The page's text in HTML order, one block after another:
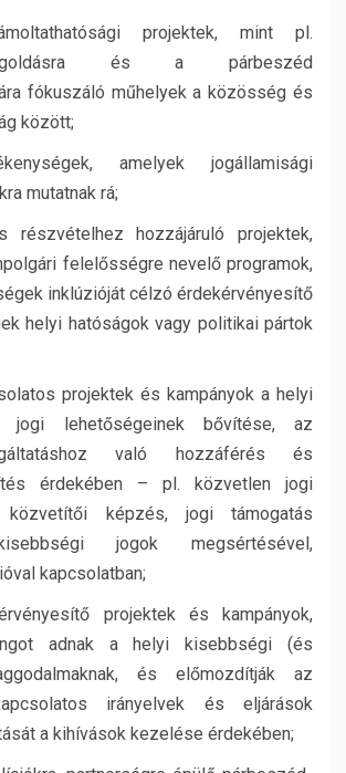
projektek, mint pl.
és a párbeszéd
fókuszáló műhelyek a közösség és
között;
amelyek jogállamisági
mutatnak rá;
részvételhez hozzájáruló projektek,
felelősségre nevelő programok,
inklúzióját célzó érdekérvényesítő
helyi hatóságok vagy politikai pártok
projektek és kampányok a helyi
jogi lehetőségeinek bővítése, az
való hozzáférés és
érdekében – pl. közvetlen jogi
közvetítői képzés, jogi támogatás
jogok megsértésével,
kapcsolatban;
projektek és kampányok,
adnak a helyi kisebbségi (és
és előmozdítják az
irányelvek és eljárások
a kihívások kezelése érdekében;